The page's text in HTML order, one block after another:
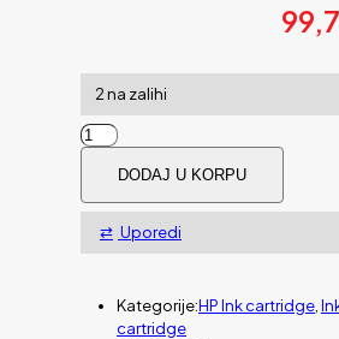
2 na zalihi
Tinta
HP
711
količina
DODAJ U KORPU
Uporedi
Kategorije:HP Ink cartridge
cartridge